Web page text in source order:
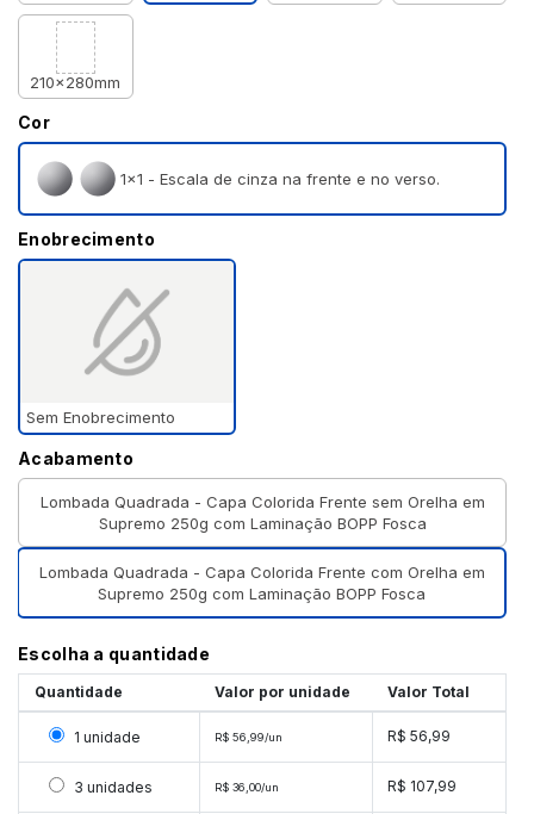
210x280mm
Cor
1×1 - Escala de cinza na frente e no verso.
Enobrecimento
Sem Enobrecimento
Acabamento
Lombada Quadrada - Capa Colorida Frente sem Orelha em
Supremo 250g com Laminação BOPP Fosca
Lombada Quadrada - Capa Colorida Frente com Orelha em
Supremo 250g com Laminação BOPP Fosca
Escolha a quantidade
Quantidade Valor por unidade Valor Total
Selecionar 1 unidade
1 unidade R$ 56,99/un R$ 56,99
Selecionar 3 unidades
3 unidades R$ 36,00/un R$ 107,99